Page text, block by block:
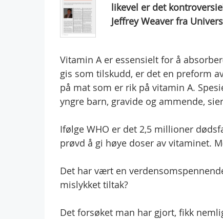
likevel er det
Jeffrey Weaver fra
Vitamin A er essensielt for å
gis som tilskudd, er det en preform
på mat som er rik på vitamin A.
yngre barn, gravide og ammende,
Ifølge WHO er det 2,5 millioner
prøvd å gi høye doser av vitaminet.
Det har vært en
mislykket tiltak?
Det forsøket man har gjort, fikk